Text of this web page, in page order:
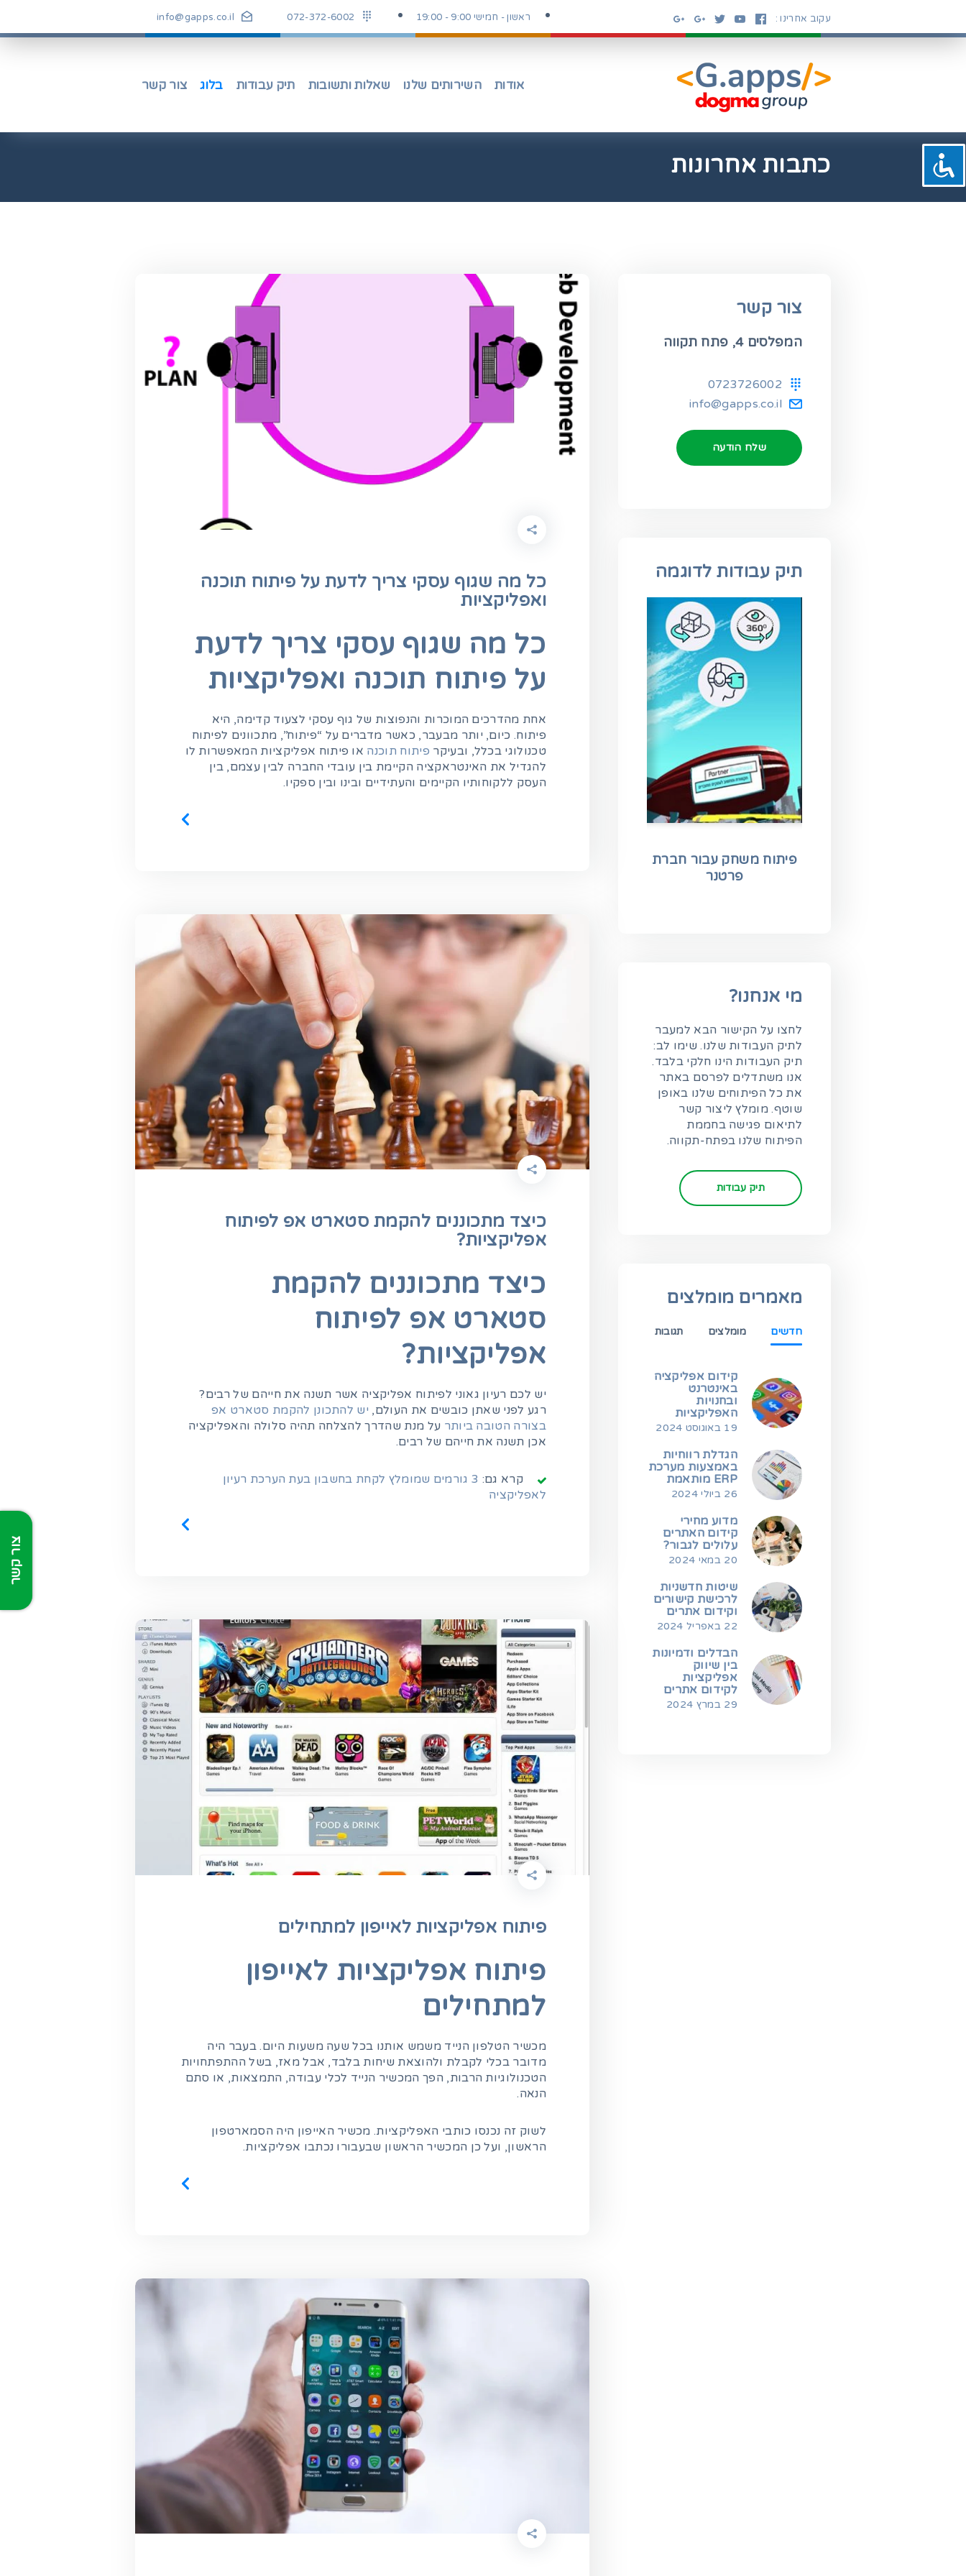
content
ראשון - חמישי 9:00 - 19:00 072-372-6002
info@gapps.co.il עקוב אחרינו :
אודות השירותים שלנו שאלות ותשובות תיק עבודות בלוג צור קשר
כתבות אחרונות
כל מה שגוף עסקי צריך לדעת על פיתוח תוכנה
ואפליקציות
כל מה שגוף עסקי צריך לדעת
על פיתוח תוכנה ואפליקציות
אחת מהדרכים המוכרות והנפוצות של גוף עסקי לצעוד קדימה, היא
פיתוח. כיום, יותר מבעבר, כאשר מדברים על “פיתוח”, מתכוונים לפיתוח
טכנולוגי בכלל, ובעיקר פיתוח תוכנה או פיתוח אפליקציות המאפשרות לו
להגדיל את האינטראקציה הקיימת בין עובדי החברה לבין עצמם, בין
העסק ללקוחותיו הקיימים והעתידיים ובינו ובין ספקיו.
כיצד מתכוננים להקמת סטארט אפ לפיתוח
אפליקציות?
כיצד מתכוננים להקמת
סטארט אפ לפיתוח
אפליקציות?
יש לכם רעיון גאוני לפיתוח אפליקציה אשר תשנה את חייהם של רבים?
רגע לפני שאתן כובשים את העולם, יש להתכונן להקמת סטארט אפ
בצורה הטובה ביותר על מנת שהדרך להצלחה תהיה סלולה והאפליקציה
אכן תשנה את חייהם של רבים.
קרא גם:
3 גורמים שמומלץ לקחת בחשבון בעת הערכת רעיון
לאפליקציה
פיתוח אפליקציות לאייפון למתחילים
פיתוח אפליקציות לאייפון
למתחילים
מכשיר הטלפון הנייד משמש אותנו בכל שעה משעות היום. בעבר היה
מדובר בכלי לקבלת ולהוצאת שיחות בלבד, אבל מאז, בשל ההתפתחויות
הטכנולוגיות הרבות, הפך המכשיר הנייד לכלי עבודה, התמצאות, או סתם
הנאה.
לשוק זה נכנסו כותבי האפליקציות. מכשיר האייפון היה הסמארטפון
הראשון, ועל כן המכשיר הראשון שבעבורו נכתבו אפליקציות.
צור קשר
המפלסים 4, פתח תקווה
0723726002
info@gapps.co.il
שלח הודעה
תיק עבודות לדוגמה
פיתוח משחק עבור חברת
פרטנר
מי אנחנו?
לחצו על הקישור הבא למעבר
לתיק העבודות שלנו. שימו לב:
תיק העבודות הינו חלקי בלבד.
אנו משתדלים לפרסם באתר
את כל הפיתוחים שלנו באופן
שוטף. מומלץ ליצור קשר
לתיאום פגישה בחממת
הפיתוח שלנו בפתח-תקווה.
תיק עבודות
מאמרים מומלצים
חדשים מומלצים תגובות
קידום אפליקציה
באינטרנט
ובחנויות
האפליקציות
19 באוגוסט 2024
הגדלת רווחיות
באמצעות מערכת
ERP מותאמת
26 ביולי 2024
מדוע מחירי
קידום האתרים
עלולים לגבור?
20 במאי 2024
שיטות חדשניות
לרכישת קישורים
וקידום אתרים
22 באפריל 2024
הבדלים ודמיונות
בין שיווק
אפליקציות
לקידום אתרים
29 במרץ 2024
צור קשר